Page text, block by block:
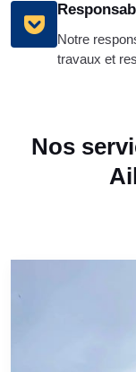
Notre
travaux et
Nos